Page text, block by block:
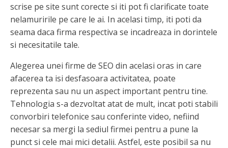
scrise pe site sunt corecte si iti pot fi clarificate toate
nelamuririle pe care le ai. In acelasi timp, iti poti da
seama daca firma respectiva se incadreaza in dorintele
si necesitatile tale.
Alegerea unei firme de SEO din acelasi oras in care
afacerea ta isi desfasoara activitatea, poate
reprezenta sau nu un aspect important pentru tine.
Tehnologia s-a dezvoltat atat de mult, incat poti stabili
convorbiri telefonice sau conferinte video, nefiind
necesar sa mergi la sediul firmei pentru a pune la
punct si cele mai mici detalii. Astfel, este posibil sa nu